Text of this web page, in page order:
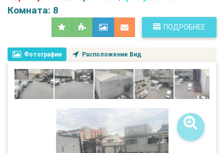
Комната: 8
ПОДРОБНЕЕ
Фотографии Расположение Вид